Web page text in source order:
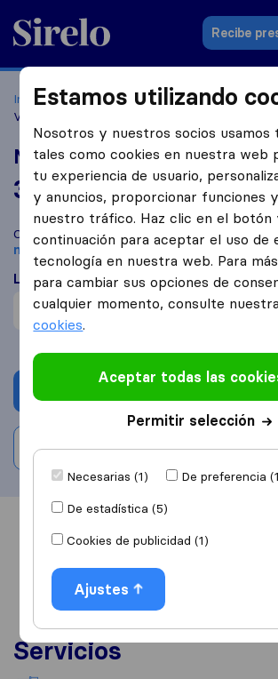
Sirelo.es
Recibe
Inicio Empresas de mudanzas
Valdemoro
Mudanzas Valdemoro
3,4 basado en 3
reseñas de Sirelo y Google
i
Compara Mudanzas Valdemoro con otras
mudanzasdeValdemoro
Lo que dicen los clientes
Mudanza rápida (1)
Solicita Presupuestos
Escribe una valoración
Información Valoraciones
Servicios
Estamos utilizando
Nosotros y nuestros socios usamos
tales como cookies en nuestra web
tu experiencia de usuario,
y anuncios, proporcionar funciones
nuestro tráfico. Haz clic en el botón
continuación para aceptar el uso de
tecnología en nuestra web. Para
para cambiar sus opciones de
cualquier momento, consulte nuestra
cookies.
Aceptar todas las
Permitir selección
Necesarias (1)
De preferencia
De estadística (5)
Cookies de publicidad (1)
Ajustes